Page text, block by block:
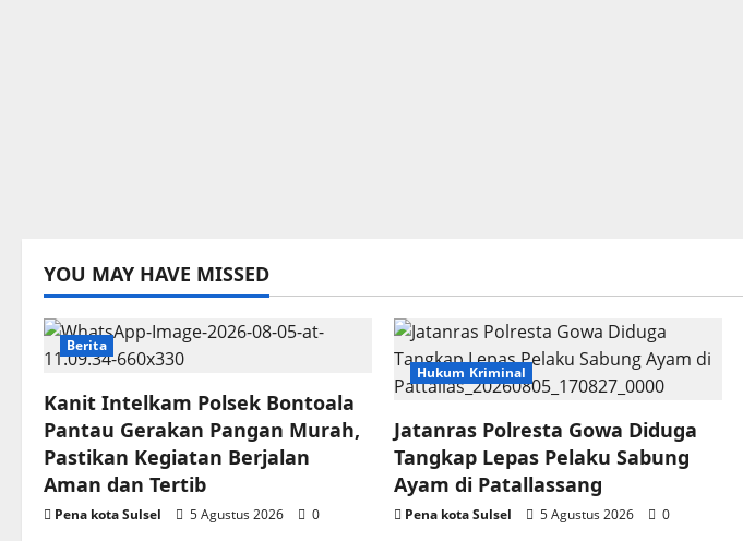
YOU MAY HAVE MISSED
Berita
Kanit Intelkam Polsek Bontoala
Pantau Gerakan Pangan Murah,
Pastikan Kegiatan Berjalan
Aman dan Tertib
Pena kota Sulsel 5 Agustus 2026 0
Hukum Kriminal
Jatanras Polresta Gowa Diduga
Tangkap Lepas Pelaku Sabung
Ayam di Patallassang
Pena kota Sulsel 5 Agustus 2026 0